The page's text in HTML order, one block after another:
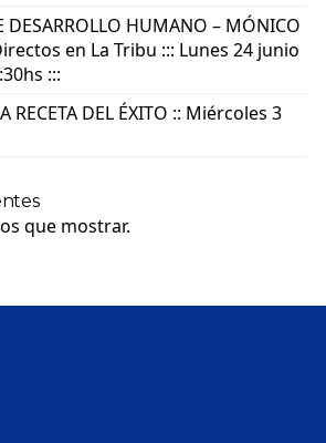
DESARROLLO HUMANO – MÓNICO
en La Tribu ::: Lunes 24 junio
:::
RECETA DEL ÉXITO :: Miércoles 3
que mostrar.